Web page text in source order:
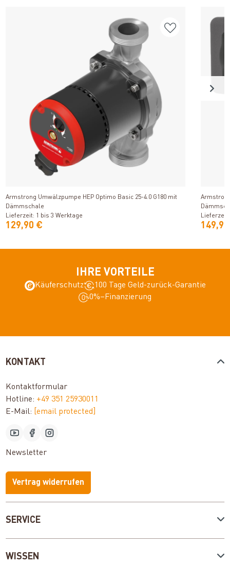
Armstrong Umwälzpumpe HEP Optimo Basic 25-4.0 G180 mit
Dämmschale
Lieferzeit: 1 bis 3 Werktage
129,90 €
IHRE VORTEILE
Käuferschutz
100 Tage Geld-zurück-Garantie
0%–Finanzierung
SERVICE
WISSEN
KONTAKT
Kontaktformular
Hotline: +49 351 25930011
E-Mail:
[email protected]
Newsletter
Vertrag widerrufen